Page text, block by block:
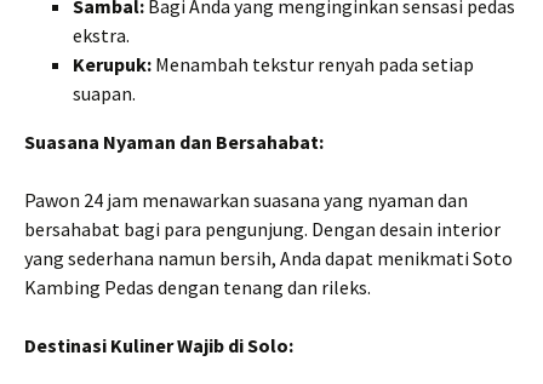
Sambal: Bagi Anda yang menginginkan sensasi pedas
ekstra.
Kerupuk: Menambah tekstur renyah pada setiap
suapan.
Suasana Nyaman dan Bersahabat:
Pawon 24 jam menawarkan suasana yang nyaman dan
bersahabat bagi para pengunjung. Dengan desain interior
yang sederhana namun bersih, Anda dapat menikmati Soto
Kambing Pedas dengan tenang dan rileks.
Destinasi Kuliner Wajib di Solo: